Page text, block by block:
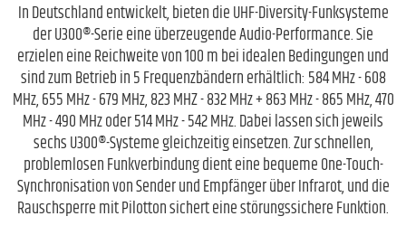
In Deutschland entwickelt, bieten die UHF-Diversity-Funksysteme
der U300®-Serie eine überzeugende Audio-Performance. Sie
erzielen eine Reichweite von 100 m bei idealen Bedingungen und
sind zum Betrieb in 5 Frequenzbändern erhältlich: 584 MHz - 608
MHz, 655 MHz - 679 MHz, 823 MHZ - 832 MHz + 863 MHz - 865 MHz, 470
MHz - 490 MHz oder 514 MHz - 542 MHz. Dabei lassen sich jeweils
sechs U300®-Systeme gleichzeitig einsetzen. Zur schnellen,
problemlosen Funkverbindung dient eine bequeme One-Touch-
Synchronisation von Sender und Empfänger über Infrarot, und die
Rauschsperre mit Pilotton sichert eine störungssichere Funktion.